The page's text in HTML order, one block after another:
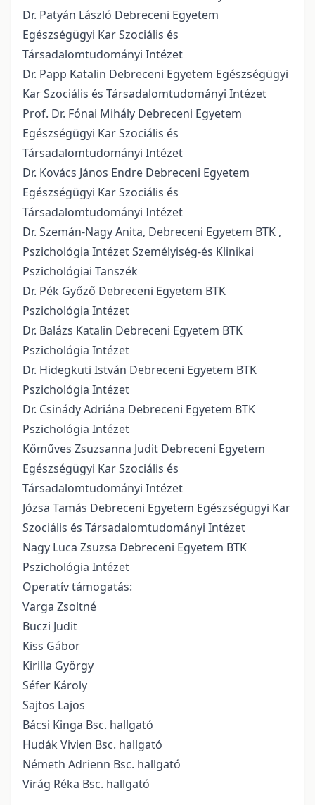
Dr. Patyán László Debreceni Egyetem
Egészségügyi Kar Szociális és
Társadalomtudományi Intézet
Dr. Papp Katalin Debreceni Egyetem Egészségügyi
Kar Szociális és Társadalomtudományi Intézet
Prof. Dr. Fónai Mihály Debreceni Egyetem
Egészségügyi Kar Szociális és
Társadalomtudományi Intézet
Dr. Kovács János Endre Debreceni Egyetem
Egészségügyi Kar Szociális és
Társadalomtudományi Intézet
Dr. Szemán-Nagy Anita, Debreceni Egyetem BTK ,
Pszichológia Intézet Személyiség-és Klinikai
Pszichológiai Tanszék
Dr. Pék Győző Debreceni Egyetem BTK
Pszichológia Intézet
Dr. Balázs Katalin Debreceni Egyetem BTK
Pszichológia Intézet
Dr. Hidegkuti István Debreceni Egyetem BTK
Pszichológia Intézet
Dr. Csinády Adriána Debreceni Egyetem BTK
Pszichológia Intézet
Kőműves Zsuzsanna Judit Debreceni Egyetem
Egészségügyi Kar Szociális és
Társadalomtudományi Intézet
Józsa Tamás Debreceni Egyetem Egészségügyi Kar
Szociális és Társadalomtudományi Intézet
Nagy Luca Zsuzsa Debreceni Egyetem BTK
Pszichológia Intézet
Operatív támogatás:
Varga Zsoltné
Buczi Judit
Kiss Gábor
Kirilla György
Séfer Károly
Sajtos Lajos
Bácsi Kinga Bsc. hallgató
Hudák Vivien Bsc. hallgató
Németh Adrienn Bsc. hallgató
Virág Réka Bsc. hallgató